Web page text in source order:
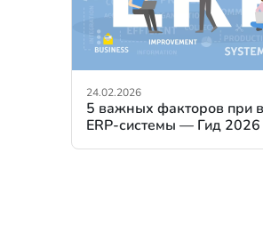
24.02.2026
5 важных факторов при
ERP-системы — Гид 2026